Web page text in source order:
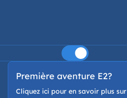
ENFR
Première aventure E2?
Cliquez ici pour en savoir plus sur